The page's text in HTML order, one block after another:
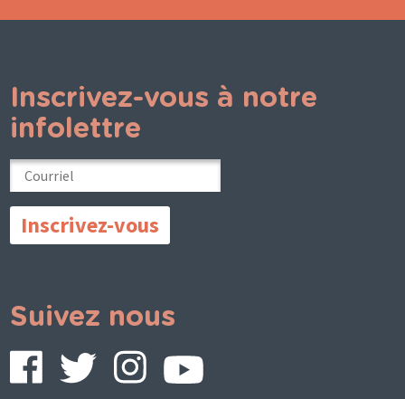
Inscrivez-vous à notre
infolettre
Suivez nous